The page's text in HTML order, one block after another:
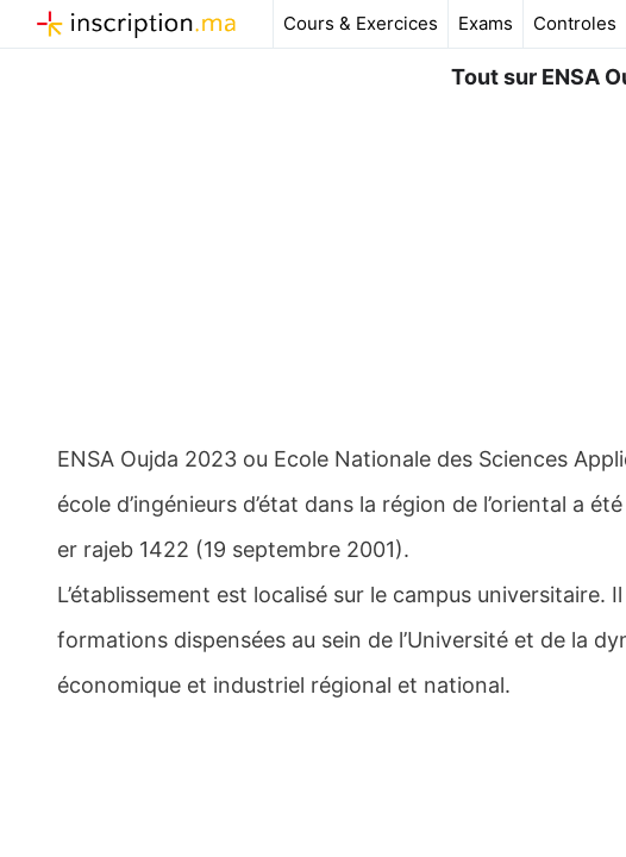
au
Cours & Exercices Exams Controles
Tout sur ENSA
ENSA Oujda 2023 ou Ecole Nationale des Sciences
école d’ingénieurs d’état dans la région de l’oriental a
er rajeb 1422 (19 septembre 2001).
L’établissement est localisé sur le campus universitaire.
formations dispensées au sein de l’Université et de la
économique et industriel régional et national.